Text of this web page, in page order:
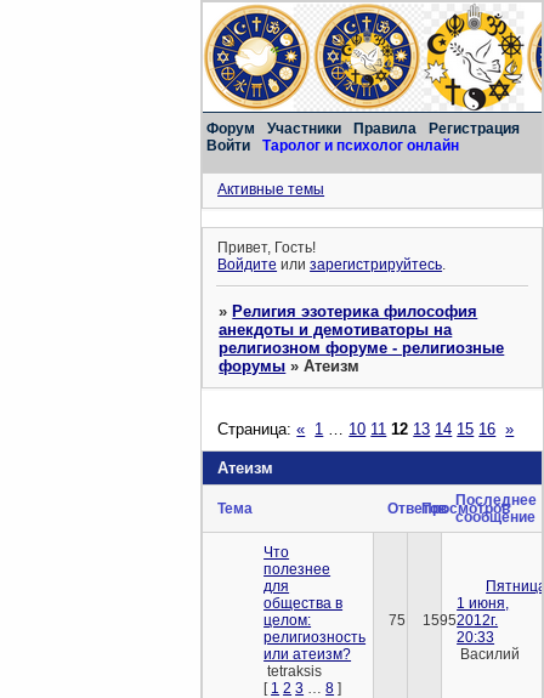
Форум Участники Правила
Регистрация
Войти
Таролог и психолог онлайн
Активные темы
Привет, Гость!
Войдите илизарегистрируйтесь.
»Религия эзотерика философия
анекдоты и демотиваторы на
религиозном форуме - религиозные
форумы »Атеизм
Атеизм
Страница:« 1 10 11 12 13 14 15 16 »
Тема ОтветовПросмотров
Последнее
сообщение
Что
полезнее
для
общества в
целом:
религиозность
или атеизм?
tetraksis
[ 1 2 3 8 ]
75 1595
1 июня,
2012г.
20:33
Василий